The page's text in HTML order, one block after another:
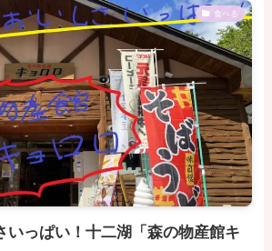
食べる
いっぱい！十二湖「森の物産館キ